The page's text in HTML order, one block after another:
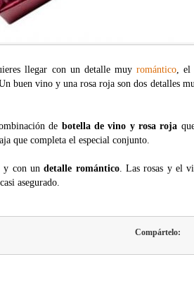
llegar con un detalle muy romántico, el
buen vino y una rosa roja son dos detalles
de botella de vino y rosa roja
que completa el especial conjunto.
y con undetalle romántico. Las rosas y el
asegurado.
Compártelo: